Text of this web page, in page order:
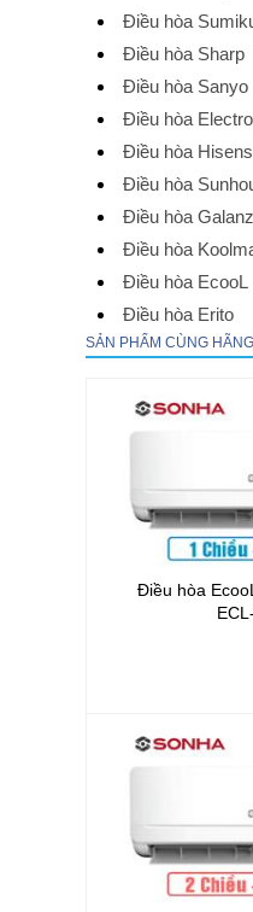
Điều hòa
Điều hòa Sharp
Điều hòa Sanyo
Điều hòa
Điều hòa
Điều hòa
Điều hòa Galanz
Điều hòa
Điều hòa EcooL
Điều hòa Erito
SẢN PHẨM CÙNG HÃNG
Điều hòa